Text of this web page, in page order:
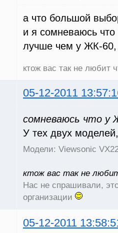
а что большой
и я сомневаюсь
лучше чем у ЖК-60,
ктож вас так не
05-12-2011
сомневаюсь что у
У тех двух
Модели: Viewsonic
ктож вас так не
Нас не спрашивали,
организации
05-12-2011